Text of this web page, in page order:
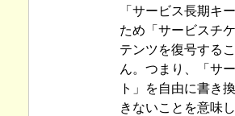
「サービス長期キ
ため「サービスチ
テンツを復号する
ん。つまり、「サ
ト」を自由に書き
きないことを意味